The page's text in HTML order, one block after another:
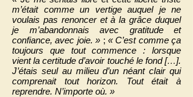
m’était comme un vertige auquel je ne
voulais pas renoncer et à la grâce duquel
je m’abandonnais avec gratitude et
confiance, avec joie. » ; « C’est comme ça
toujours que tout commence : lorsque
vient la certitude d’avoir touché le fond […].
J’étais seul au milieu d’un néant clair qui
comprenait tout horizon. Tout était à
reprendre. N’importe où. »